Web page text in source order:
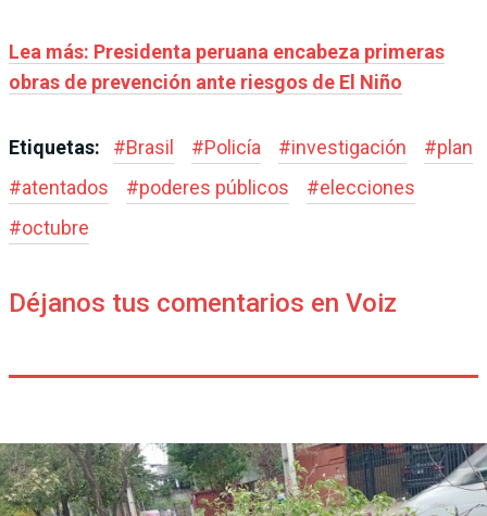
Lea más: Presidenta peruana encabeza primeras
obras de prevención ante riesgos de El Niño
Etiquetas: #Brasil #Policía #investigación #plan
#atentados #poderes públicos #elecciones
#octubre
Déjanos tus comentarios en Voiz